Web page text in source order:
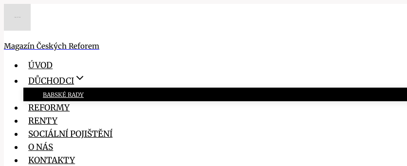
Magazín Českých Reforem
ÚVOD
DŮCHODCI
BABSKÉ RADY
REFORMY
RENTY
SOCIÁLNÍ POJIŠTĚNÍ
O NÁS
KONTAKTY